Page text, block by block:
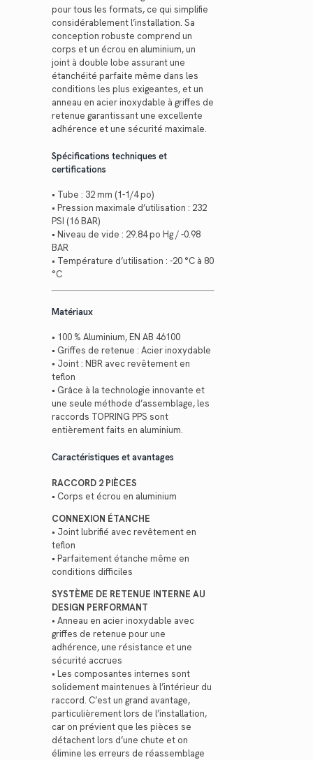
pour tous les formats, ce qui simplifie
considérablement l’installation. Sa
conception robuste comprend un
corps et un écrou en aluminium, un
joint à double lobe assurant une
étanchéité parfaite même dans les
conditions les plus exigeantes, et un
anneau en acier inoxydable à griffes de
retenue garantissant une excellente
adhérence et une sécurité maximale.
Spécifications techniques et
certifications
• Tube : 32 mm (1-1/4 po)
• Pression maximale d’utilisation : 232
PSI (16 BAR)
• Niveau de vide : 29.84 po Hg / -0.98
BAR
• Température d’utilisation : -20 °C à 80
°C
Matériaux
• 100 % Aluminium, EN AB 46100
• Griffes de retenue : Acier inoxydable
• Joint : NBR avec revêtement en
teflon
• Grâce à la technologie innovante et
une seule méthode d’assemblage, les
raccords TOPRING PPS sont
entièrement faits en aluminium.
Caractéristiques et avantages
RACCORD 2 PIÈCES
• Corps et écrou en aluminium
CONNEXION ÉTANCHE
• Joint lubrifié avec revêtement en
teflon
• Parfaitement étanche même en
conditions difficiles
SYSTÈME DE RETENUE INTERNE AU
DESIGN PERFORMANT
• Anneau en acier inoxydable avec
griffes de retenue pour une
adhérence, une résistance et une
sécurité accrues
• Les composantes internes sont
solidement maintenues à l’intérieur du
raccord. C’est un grand avantage,
particulièrement lors de l’installation,
car on prévient que les pièces se
détachent lors d’une chute et on
élimine les erreurs de réassemblage